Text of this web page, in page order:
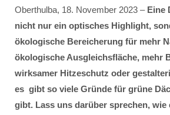
Oberthulba, 18. November 2023 – Eine
nicht nur ein optisches Highlight,
ökologische Bereicherung für mehr
ökologische Ausgleichsfläche, mehr
wirksamer Hitzeschutz oder
es gibt so viele Gründe für grüne
gibt. Lass uns darüber sprechen, wie